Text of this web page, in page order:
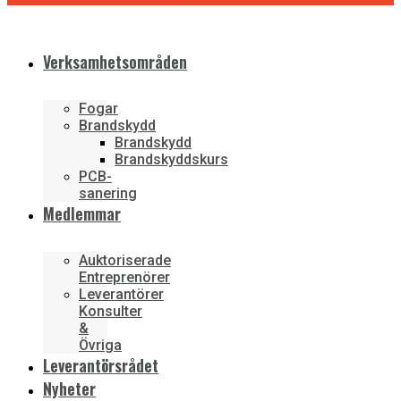
Verksamhetsområden
Fogar
Brandskydd
Brandskydd
Brandskyddskurs
PCB-
sanering
Medlemmar
Auktoriserade
Entreprenörer
Leverantörer
Konsulter
&
Övriga
Leverantörsrådet
Nyheter